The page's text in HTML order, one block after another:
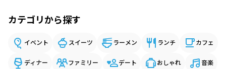
カテゴリから探す
イベント スイーツ ラーメン ランチ カフェ
ディナー ファミリー デート おしゃれ 音楽